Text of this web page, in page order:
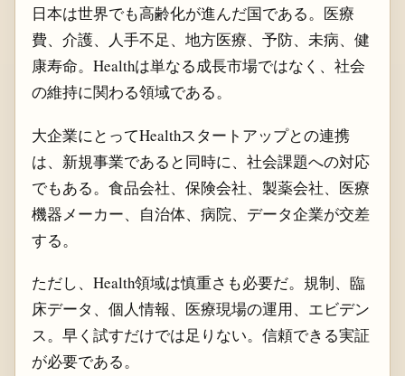
日本は世界でも高齢化が進んだ国である。医療
費、介護、人手不足、地方医療、予防、未病、健
康寿命。Healthは単なる成長市場ではなく、社会
の維持に関わる領域である。
大企業にとってHealthスタートアップとの連携
は、新規事業であると同時に、社会課題への対応
でもある。食品会社、保険会社、製薬会社、医療
機器メーカー、自治体、病院、データ企業が交差
する。
ただし、Health領域は慎重さも必要だ。規制、臨
床データ、個人情報、医療現場の運用、エビデン
ス。早く試すだけでは足りない。信頼できる実証
が必要である。